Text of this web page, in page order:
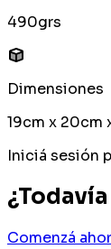
490grs
Dimensiones
19cm x 20cm
Iniciá sesión
Comenzá